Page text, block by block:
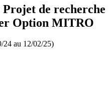
de recherche
Option MITRO
24 au 12/02/25)